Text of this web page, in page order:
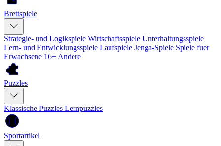
Brettspiele
Strategie- und Logikspiele Wirtschaftsspiele Unterhaltungsspiele
Lern- und Entwicklungsspiele Laufspiele Jenga-Spiele Spiele fuer
Erwachsene 16+ Andere
Puzzles
Klassische Puzzles Lernpuzzles
Sportartikel